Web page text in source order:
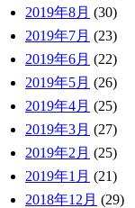
2019年8月 (30)
2019年7月 (23)
2019年6月 (22)
2019年5月 (26)
2019年4月 (25)
2019年3月 (27)
2019年2月 (25)
2019年1月 (21)
2018年12月 (29)